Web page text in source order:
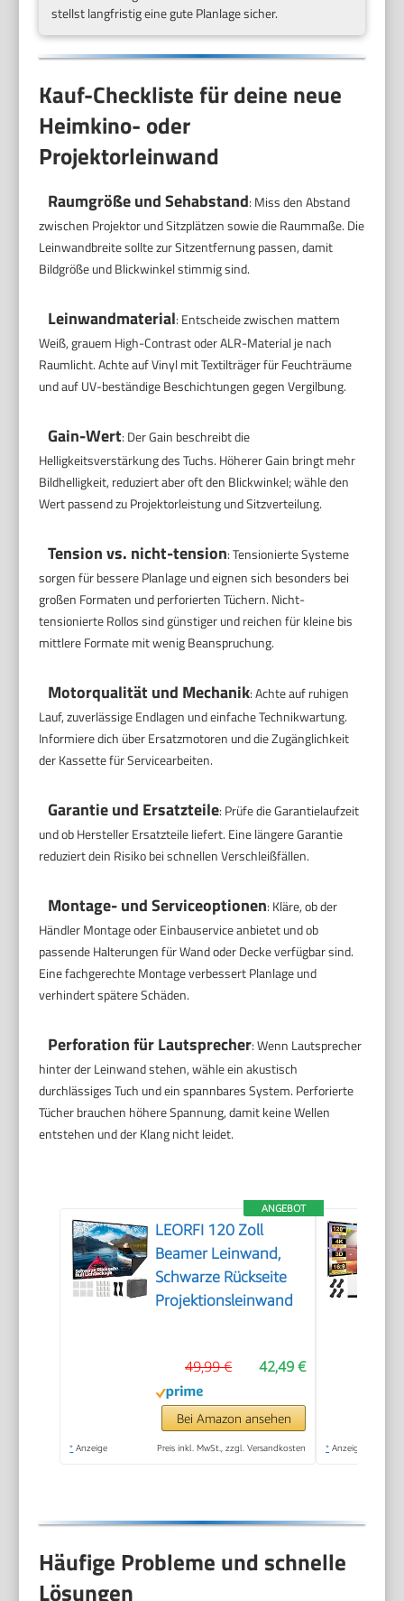
stellst langfristig eine gute Planlage sicher.
Kauf-Checkliste für deine neue
Heimkino- oder
Projektorleinwand
Raumgröße und Sehabstand: Miss den Abstand
zwischen Projektor und Sitzplätzen sowie die Raummaße. Die
Leinwandbreite sollte zur Sitzentfernung passen, damit
Bildgröße und Blickwinkel stimmig sind.
Leinwandmaterial: Entscheide zwischen mattem
Weiß, grauem High-Contrast oder ALR-Material je nach
Raumlicht. Achte auf Vinyl mit Textilträger für Feuchträume
und auf UV-beständige Beschichtungen gegen Vergilbung.
Gain-Wert: Der Gain beschreibt die
Helligkeitsverstärkung des Tuchs. Höherer Gain bringt mehr
Bildhelligkeit, reduziert aber oft den Blickwinkel; wähle den
Wert passend zu Projektorleistung und Sitzverteilung.
Tension vs. nicht-tension: Tensionierte Systeme
sorgen für bessere Planlage und eignen sich besonders bei
großen Formaten und perforierten Tüchern. Nicht-
tensionierte Rollos sind günstiger und reichen für kleine bis
mittlere Formate mit wenig Beanspruchung.
Motorqualität und Mechanik: Achte auf ruhigen
Lauf, zuverlässige Endlagen und einfache Technikwartung.
Informiere dich über Ersatzmotoren und die Zugänglichkeit
der Kassette für Servicearbeiten.
Garantie und Ersatzteile: Prüfe die Garantielaufzeit
und ob Hersteller Ersatzteile liefert. Eine längere Garantie
reduziert dein Risiko bei schnellen Verschleißfällen.
Montage- und Serviceoptionen: Kläre, ob der
Händler Montage oder Einbauservice anbietet und ob
passende Halterungen für Wand oder Decke verfügbar sind.
Eine fachgerechte Montage verbessert Planlage und
verhindert spätere Schäden.
Perforation für Lautsprecher: Wenn Lautsprecher
hinter der Leinwand stehen, wähle ein akustisch
durchlässiges Tuch und ein spannbares System. Perforierte
Tücher brauchen höhere Spannung, damit keine Wellen
entstehen und der Klang nicht leidet.
ANGEBOT
LEORFI 120 Zoll
Beamer Leinwand,
Schwarze Rückseite
Projektionsleinwand
42,49 €
49,99 €
Bei Amazon ansehen
* Anzeige Preis inkl. MwSt., zzgl. Versandkosten * Anzeige
Häufige Probleme und schnelle
Lösungen